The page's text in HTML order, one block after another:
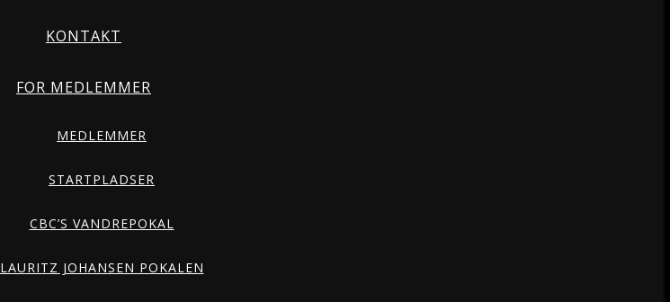
KONTAKT
FOR MEDLEMMER
MEDLEMMER
STARTPLADSER
CBC’S VANDREPOKAL
LAURITZ JOHANSEN POKALEN